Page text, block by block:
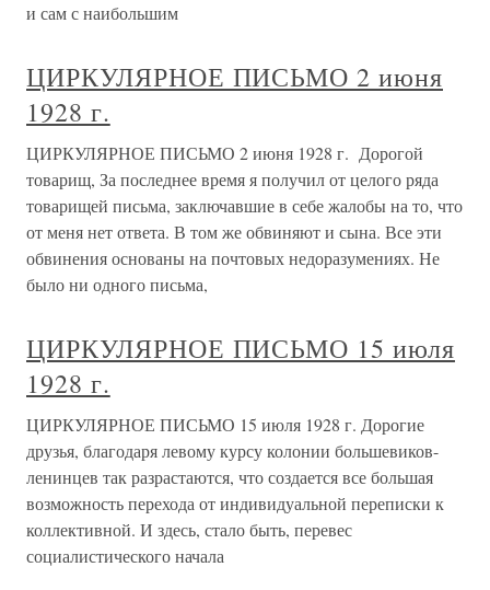
и сам с наибольшим
ЦИРКУЛЯРНОЕ ПИСЬМО 2 июня
1928 г.
ЦИРКУЛЯРНОЕ ПИСЬМО 2 июня 1928 г. Дорогой
товарищ, За последнее время я получил от целого ряда
товарищей письма, заключавшие в себе жалобы на то, что
от меня нет ответа. В том же обвиняют и сына. Все эти
обвинения основаны на почтовых недоразумениях. Не
было ни одного письма,
ЦИРКУЛЯРНОЕ ПИСЬМО 15 июля
1928 г.
ЦИРКУЛЯРНОЕ ПИСЬМО 15 июля 1928 г. Дорогие
друзья, благодаря левому курсу колонии большевиков-
ленинцев так разрастаются, что создается все большая
возможность перехода от индивидуальной переписки к
коллективной. И здесь, стало быть, перевес
социалистического начала